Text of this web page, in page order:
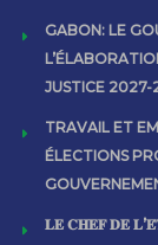
GABON: LE
JUSTICE
TRAVAIL ET
ÉLECTIONS
𝐋𝐄 𝐂𝐇𝐄𝐅 𝐃𝐄